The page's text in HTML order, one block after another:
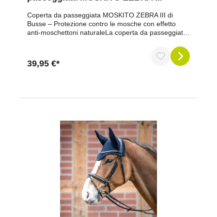
Coperta da passeggiata MOSKITO ZEBRA III di
Busse – Protezione contro le mosche con effetto
anti-moschettoni naturaleLa coperta da passeggiata
protezione affidabile contro mosche e moschettoni,
con un tocco in più: l'accattivante motivo zebrato
garantisce una protezione anti-moschettoni naturale.
vestibilità ottimizzata, al taglio della sella e al taglio
laterale Riding-Cut, i tuoi comandi rimangono
sempre illimitati. Con copertura per la coda, collo
rimovibile e cordino posteriore profondo, la coperta è
un pratico compagno per rilassanti passeggiate
estive.Vantaggi in sintesiEfficace protezione contro le
mosche per i cavalli durante la passeggiataMotivo
naturale anti-mosche con look zebrato -
scientificamente provatoRealizzata in resistente
tessuto a rete a maglia fitta (100%
poliestere)Traspirante e ad asciugatura rapida per
39,95 €*